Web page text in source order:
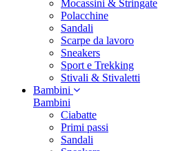
Mocassini & Stringate
Polacchine
Sandali
Scarpe da lavoro
Sneakers
Sport e Trekking
Stivali & Stivaletti
Bambini
Bambini
Ciabatte
Primi passi
Sandali